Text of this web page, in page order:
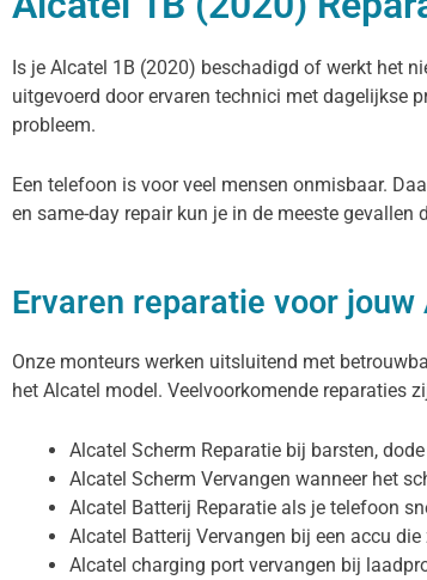
Is je Alcatel 1B (2020) beschadigd of werkt het
uitgevoerd door ervaren technici met dagelijkse
probleem.
Een telefoon is voor veel mensen onmisbaar.
en same-day repair kun je in de meeste gevallen
Ervaren reparatie voor jouw
Onze monteurs werken uitsluitend met
het Alcatel model. Veelvoorkomende reparaties
Alcatel Scherm Reparatie bij barsten,
Alcatel Scherm Vervangen wanneer het
Alcatel Batterij Reparatie als je telefoon
Alcatel Batterij Vervangen bij een accu
Alcatel charging port vervangen bij